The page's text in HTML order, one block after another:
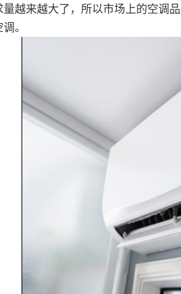
越来越大了，所以市场上的空调
。